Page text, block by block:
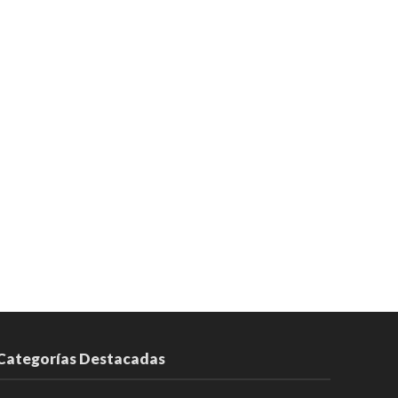
Destacadas